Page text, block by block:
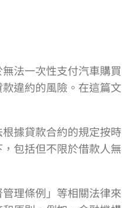
法一次性支付汽車購買
違約的風險。在這篇文
據貸款合約的規定按時
包括但不限於借款人無
理條例」等相關法律來